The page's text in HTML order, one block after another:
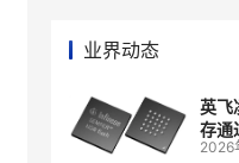
业界动态
英飞
存通
2026